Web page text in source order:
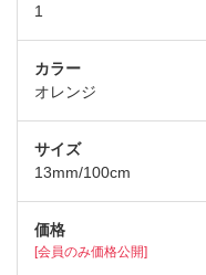
1
オレンジ
13mm/100cm
[会員のみ価格公開]